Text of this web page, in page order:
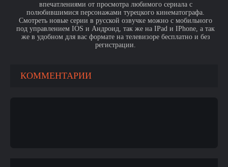
впечатлениями от просмотра любимого сериала с
полюбившимися персонажами турецкого кинематографа.
Смотреть новые серии в русской озвучке можно с мобильного
под управлением IOS и Андроид, так же на IPad и IPhone, а так
же в удобном для вас формате на телевизоре бесплатно и без
регистрации.
КОММЕНТАРИИ